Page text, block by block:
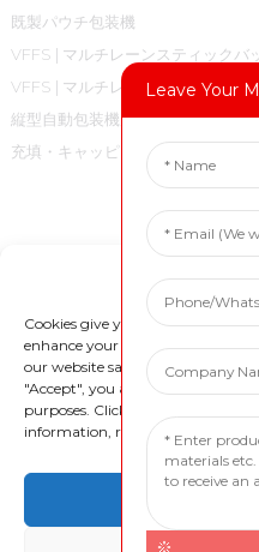
既製パウチ包装機
VFFS | マルチレーンスティックバ
VFFS | マルチレーン式小袋包装機
縦型自動包装機用ピローバッグ
充填・キャッピング機
電話番号：+86 18717936608
メールアドレス：
WeChat: +86 18717936608
WhatsApp: +86 18717936608
住所：中国上海市奉賢区南橋鎮金
Leave Your
Manage
Cookies give you a personalized
enhance your experience using
our website safe, and assist in
"Accept", you agree to the storing
purposes. Click "Adjust" to adjust
information, review our Cookies